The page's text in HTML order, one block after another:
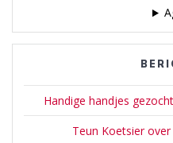
Handige handjes
Teun Koetsier